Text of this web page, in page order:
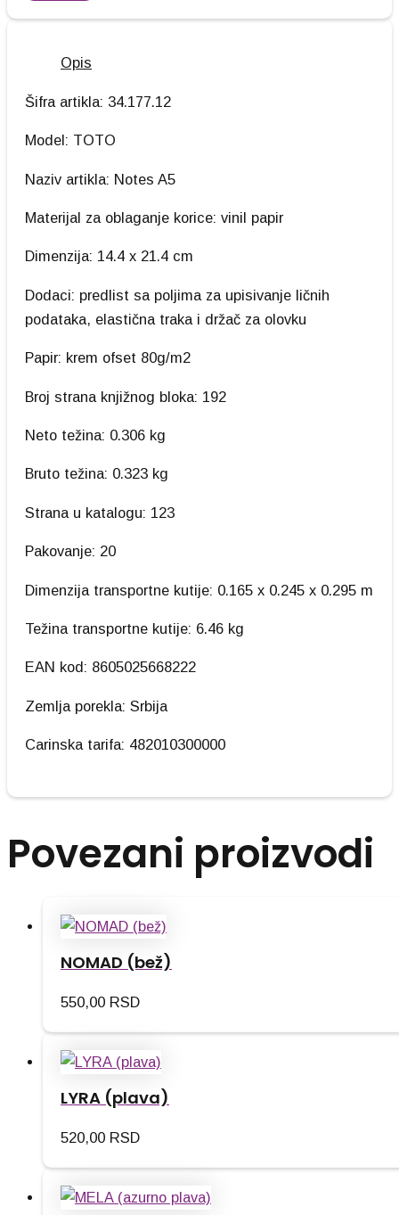
Opis
Šifra artikla: 34.177.12
Model: TOTO
Naziv artikla: Notes A5
Materijal za oblaganje korice: vinil papir
Dimenzija: 14.4 x 21.4 cm
Dodaci: predlist sa poljima za upisivanje ličnih
podataka, elastična traka i držač za olovku
Papir: krem ofset 80g/m2
Broj strana knjižnog bloka: 192
Neto težina: 0.306 kg
Bruto težina: 0.323 kg
Strana u katalogu: 123
Pakovanje: 20
Dimenzija transportne kutije: 0.165 x 0.245 x 0.295 m
Težina transportne kutije: 6.46 kg
EAN kod: 8605025668222
Zemlja porekla: Srbija
Carinska tarifa: 482010300000
Povezani proizvodi
NOMAD (bež)
550,00 RSD
LYRA (plava)
520,00 RSD